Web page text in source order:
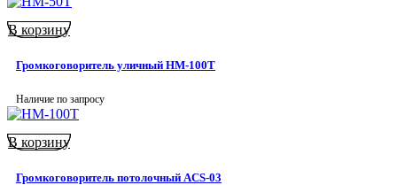
В корзину
Громкоговоритель уличный HM-100T
Наличие по запросу
В корзину
Громкоговоритель потолочный ACS-03